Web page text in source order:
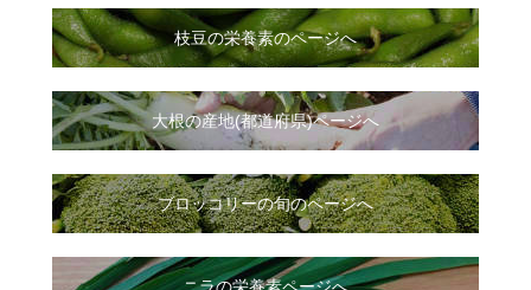
枝豆の栄養素のページへ
大根の産地(都道府県)ページへ
ブロッコリーの旬のページへ